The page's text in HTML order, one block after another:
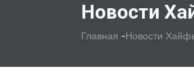
Новости
Главная -Новости